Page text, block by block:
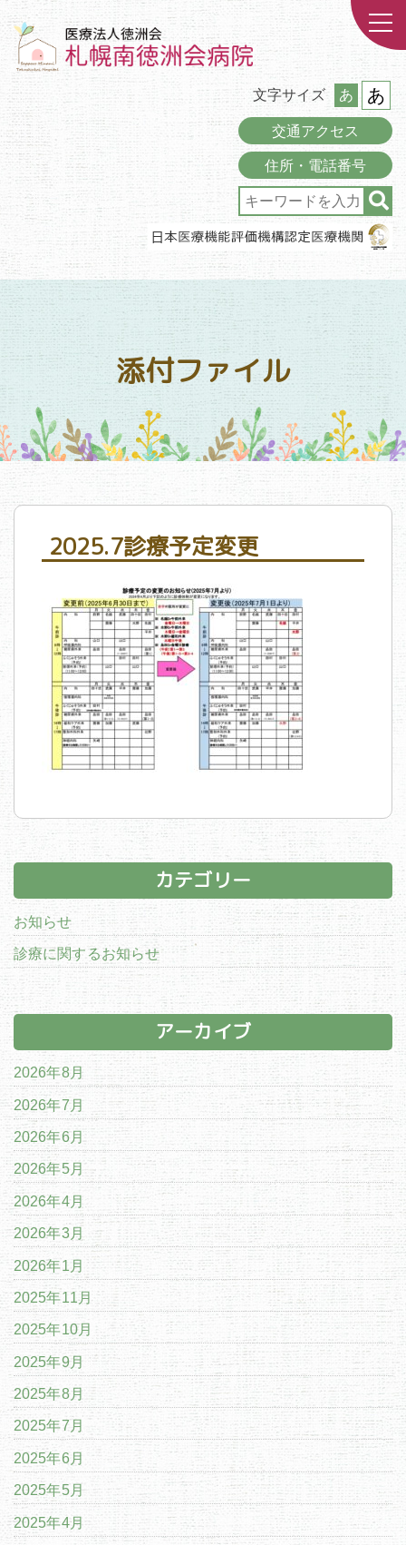
文字サイズ あ あ
交通アクセス
住所・電話番号
添付ファイル
2025.7診療予定変更
カテゴリー
お知らせ
診療に関するお知らせ
アーカイブ
2026年8月
2026年7月
2026年6月
2026年5月
2026年4月
2026年3月
2026年1月
2025年11月
2025年10月
2025年9月
2025年8月
2025年7月
2025年6月
2025年5月
2025年4月